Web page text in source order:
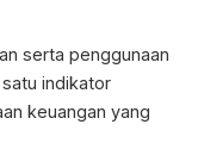
serta penggunaan
indikator
keuangan yang